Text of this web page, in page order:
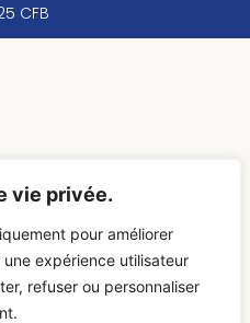
vie privée.
pour améliorer
expérience utilisateur
refuser ou personnaliser
CFB